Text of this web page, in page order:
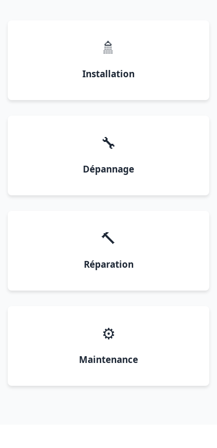
🚿
Installation
🔧
Dépannage
🔨
Réparation
⚙️
Maintenance